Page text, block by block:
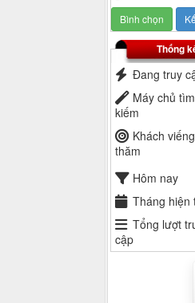
Thống
Đang truy
Máy chủ tìm
kiếm
Khách viếng
thăm
Hôm nay
Tháng hiện
Tổng lượt
cập